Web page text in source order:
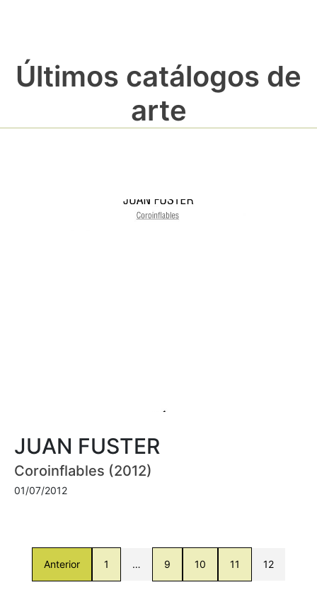
Últimos catálogos de
arte
JUAN FUSTER
Coroinflables (2012)
01/07/2012
Anterior 1 … 9 10 11 12